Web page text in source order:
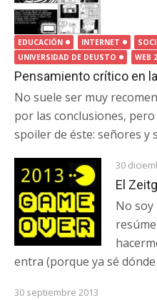
EDUCACIÓN INTERNET
UNIVERSIDAD DE DEUSTO
WEB
Pensamiento crítico en
No suele ser muy
por las conclusiones,
spoiler de éste: señores y
30
El
No soy
entra (porque ya sé
30 septiembre 2013